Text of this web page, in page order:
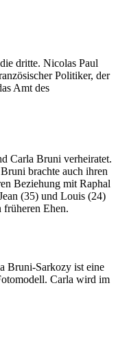
dritte. Nicolas Paul
Politiker, der
Amt des
Carla Bruni verheiratet.
brachte auch ihren
Beziehung mit Raphal
(35) und Louis (24)
früheren Ehen.
Bruni-Sarkozy ist eine
Carla wird im